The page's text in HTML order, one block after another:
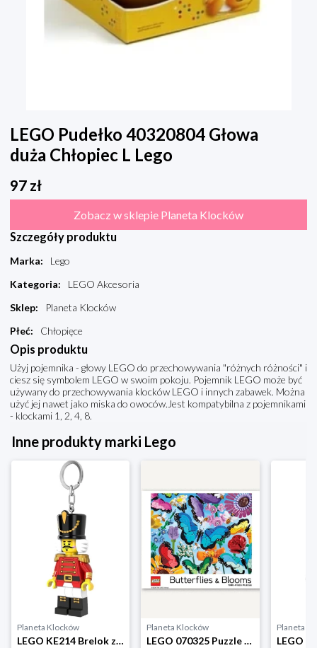
LEGO Pudełko 40320804 Głowa
duża Chłopiec L Lego
97 zł
Zobacz w sklepie Planeta Klocków
Szczegóły produktu
Marka:
Lego
Kategoria:
LEGO Akcesoria
Sklep:
Planeta Klocków
Płeć: Chłopięce
Opis produktu
Użyj pojemnika - głowy LEGO do przechowywania "różnych różności" i
ciesz się symbolem LEGO w swoim pokoju. Pojemnik LEGO może być
używany do przechowywania klocków LEGO i innych zabawek. Można
użyć jej nawet jako miska do owoców.Jest kompatybilna z pojemnikami
- klockami 1, 2, 4, 8.
Inne produkty marki Lego
Planeta Klocków
LEGO KE214 Brelok z latarką Dziadek do orzechów Lego
Planeta Klocków
LEGO 070325 Puzzle Butterflies & Blooms (1000 elementów) Lego
Planeta